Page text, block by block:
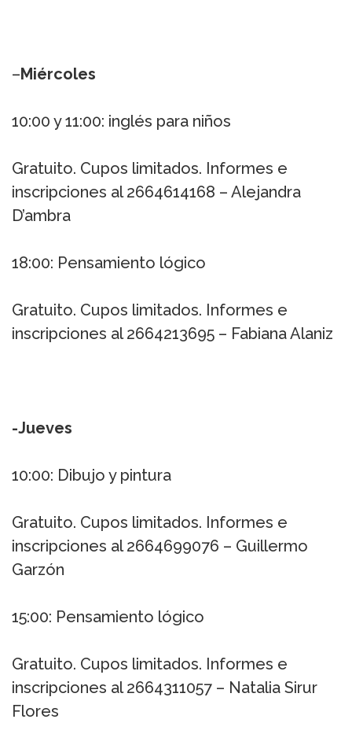
–Miércoles
10:00 y 11:00: inglés para niños
Gratuito. Cupos limitados. Informes e
inscripciones al 2664614168 – Alejandra
D’ambra
18:00: Pensamiento lógico
Gratuito. Cupos limitados. Informes e
inscripciones al 2664213695 – Fabiana Alaniz
-Jueves
10:00: Dibujo y pintura
Gratuito. Cupos limitados. Informes e
inscripciones al 2664699076 – Guillermo
Garzón
15:00: Pensamiento lógico
Gratuito. Cupos limitados. Informes e
inscripciones al 2664311057 – Natalia Sirur
Flores